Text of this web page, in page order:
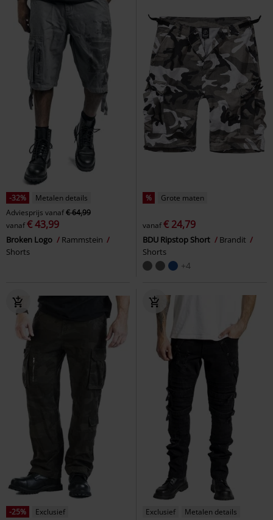
-32%
Metalen details
Adviesprijs vanaf€ 64,99
vanaf€ 43,99
Broken Logo
Rammstein
Shorts
% Grote maten
vanaf€ 24,79
BDU Ripstop Short
Brandit
Shorts
+4
-25%
Exclusief
Exclusief
Metalen details